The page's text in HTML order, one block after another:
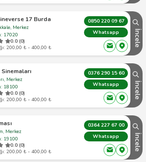
17 Burda
Merkez
17020
0.0 (0)
200,00 ₺ - 400,00 ₺
0850 220 09 67
Whatsapp
İncele
Merkez
18100
0.0 (0)
200,00 ₺ - 400,00 ₺
0376 290 15 60
Whatsapp
İncele
Merkez
19100
0.0 (0)
200,00 ₺ - 400,00 ₺
0364 227 67 00
Whatsapp
İncele